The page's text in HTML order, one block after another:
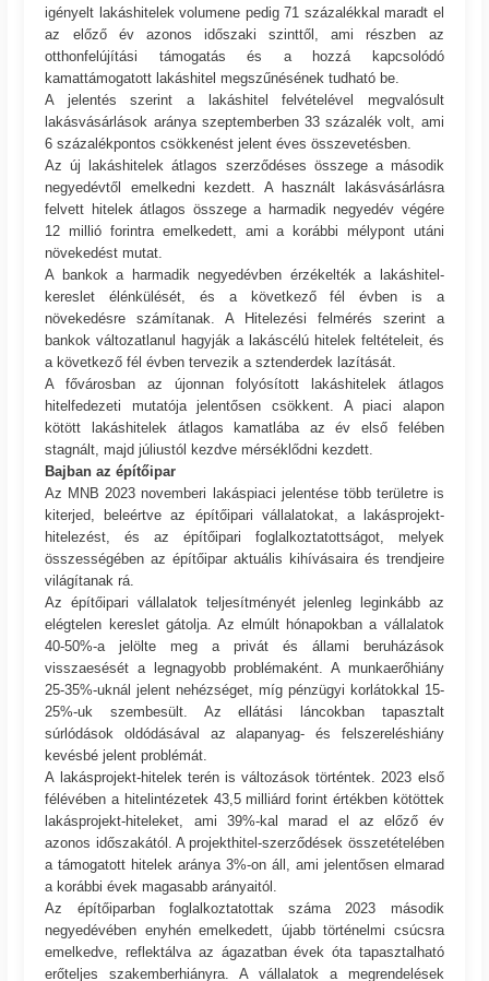
igényelt lakáshitelek volumene pedig 71 százalékkal maradt el
az előző év azonos időszaki szinttől, ami részben az
otthonfelújítási támogatás és a hozzá kapcsolódó
kamattámogatott lakáshitel megszűnésének tudható be.
A jelentés szerint a lakáshitel felvételével megvalósult
lakásvásárlások aránya szeptemberben 33 százalék volt, ami
6 százalékpontos csökkenést jelent éves összevetésben.
Az új lakáshitelek átlagos szerződéses összege a második
negyedévtől emelkedni kezdett. A használt lakásvásárlásra
felvett hitelek átlagos összege a harmadik negyedév végére
12 millió forintra emelkedett, ami a korábbi mélypont utáni
növekedést mutat.
A bankok a harmadik negyedévben érzékelték a lakáshitel-
kereslet élénkülését, és a következő fél évben is a
növekedésre számítanak. A Hitelezési felmérés szerint a
bankok változatlanul hagyják a lakáscélú hitelek feltételeit, és
a következő fél évben tervezik a sztenderdek lazítását.
A fővárosban az újonnan folyósított lakáshitelek átlagos
hitelfedezeti mutatója jelentősen csökkent. A piaci alapon
kötött lakáshitelek átlagos kamatlába az év első felében
stagnált, majd júliustól kezdve mérséklődni kezdett.
Bajban az építőipar
Az MNB 2023 novemberi lakáspiaci jelentése több területre is
kiterjed, beleértve az építőipari vállalatokat, a lakásprojekt-
hitelezést, és az építőipari foglalkoztatottságot, melyek
összességében az építőipar aktuális kihívásaira és trendjeire
világítanak rá.
Az építőipari vállalatok teljesítményét jelenleg leginkább az
elégtelen kereslet gátolja. Az elmúlt hónapokban a vállalatok
40-50%-a jelölte meg a privát és állami beruházások
visszaesését a legnagyobb problémaként. A munkaerőhiány
25-35%-uknál jelent nehézséget, míg pénzügyi korlátokkal 15-
25%-uk szembesült. Az ellátási láncokban tapasztalt
súrlódások oldódásával az alapanyag- és felszereléshiány
kevésbé jelent problémát.
A lakásprojekt-hitelek terén is változások történtek. 2023 első
félévében a hitelintézetek 43,5 milliárd forint értékben kötöttek
lakásprojekt-hiteleket, ami 39%-kal marad el az előző év
azonos időszakától. A projekthitel-szerződések összetételében
a támogatott hitelek aránya 3%-on áll, ami jelentősen elmarad
a korábbi évek magasabb arányaitól.
Az építőiparban foglalkoztatottak száma 2023 második
negyedévében enyhén emelkedett, újabb történelmi csúcsra
emelkedve, reflektálva az ágazatban évek óta tapasztalható
erőteljes szakemberhiányra. A vállalatok a megrendelések